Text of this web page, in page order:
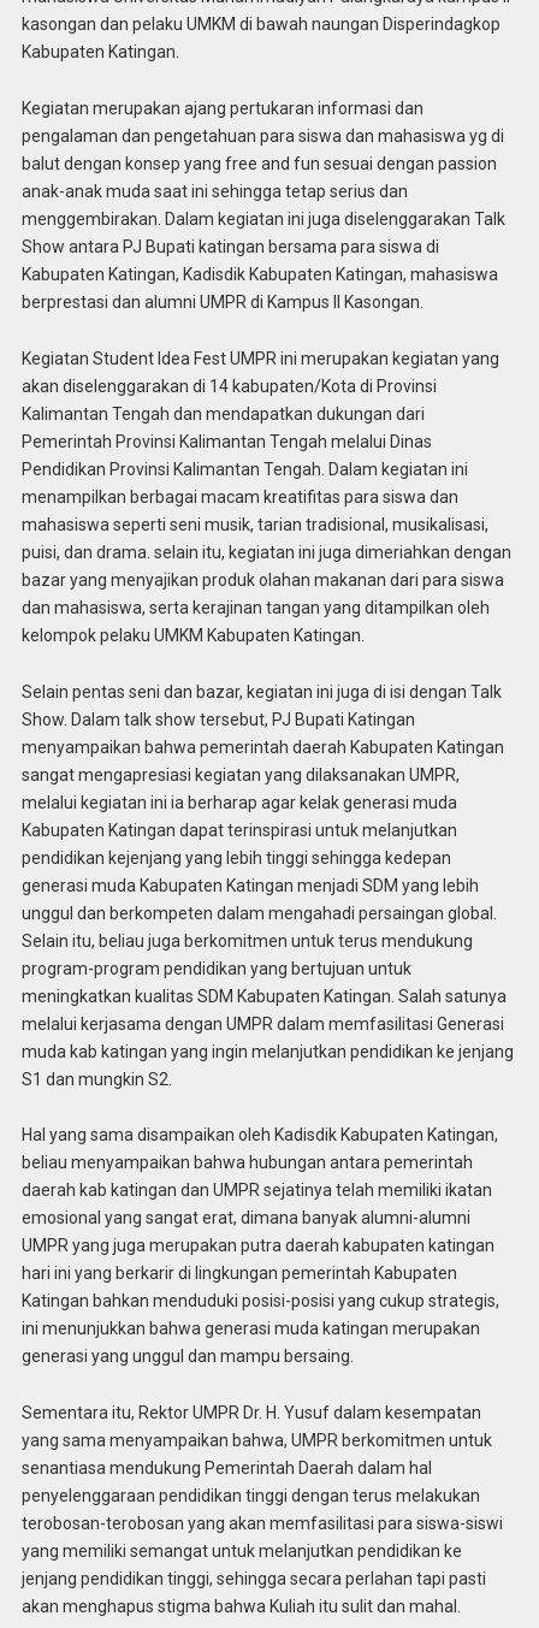
kasongan dan pelaku UMKM di bawah naungan Disperindagkop
Kabupaten Katingan.
Kegiatan merupakan ajang pertukaran informasi dan
pengalaman dan pengetahuan para siswa dan mahasiswa yg di
balut dengan konsep yang free and fun sesuai dengan passion
anak-anak muda saat ini sehingga tetap serius dan
menggembirakan. Dalam kegiatan ini juga diselenggarakan Talk
Show antara PJ Bupati katingan bersama para siswa di
Kabupaten Katingan, Kadisdik Kabupaten Katingan, mahasiswa
berprestasi dan alumni UMPR di Kampus II Kasongan.
Kegiatan Student Idea Fest UMPR ini merupakan kegiatan yang
akan diselenggarakan di 14 kabupaten/Kota di Provinsi
Kalimantan Tengah dan mendapatkan dukungan dari
Pemerintah Provinsi Kalimantan Tengah melalui Dinas
Pendidikan Provinsi Kalimantan Tengah. Dalam kegiatan ini
menampilkan berbagai macam kreatifitas para siswa dan
mahasiswa seperti seni musik, tarian tradisional, musikalisasi,
puisi, dan drama. selain itu, kegiatan ini juga dimeriahkan dengan
bazar yang menyajikan produk olahan makanan dari para siswa
dan mahasiswa, serta kerajinan tangan yang ditampilkan oleh
kelompok pelaku UMKM Kabupaten Katingan.
Selain pentas seni dan bazar, kegiatan ini juga di isi dengan Talk
Show. Dalam talk show tersebut, PJ Bupati Katingan
menyampaikan bahwa pemerintah daerah Kabupaten Katingan
sangat mengapresiasi kegiatan yang dilaksanakan UMPR,
melalui kegiatan ini ia berharap agar kelak generasi muda
Kabupaten Katingan dapat terinspirasi untuk melanjutkan
pendidikan kejenjang yang lebih tinggi sehingga kedepan
generasi muda Kabupaten Katingan menjadi SDM yang lebih
unggul dan berkompeten dalam mengahadi persaingan global.
Selain itu, beliau juga berkomitmen untuk terus mendukung
program-program pendidikan yang bertujuan untuk
meningkatkan kualitas SDM Kabupaten Katingan. Salah satunya
melalui kerjasama dengan UMPR dalam memfasilitasi Generasi
muda kab katingan yang ingin melanjutkan pendidikan ke jenjang
S1 dan mungkin S2.
Hal yang sama disampaikan oleh Kadisdik Kabupaten Katingan,
beliau menyampaikan bahwa hubungan antara pemerintah
daerah kab katingan dan UMPR sejatinya telah memiliki ikatan
emosional yang sangat erat, dimana banyak alumni-alumni
UMPR yang juga merupakan putra daerah kabupaten katingan
hari ini yang berkarir di lingkungan pemerintah Kabupaten
Katingan bahkan menduduki posisi-posisi yang cukup strategis,
ini menunjukkan bahwa generasi muda katingan merupakan
generasi yang unggul dan mampu bersaing.
Sementara itu, Rektor UMPR Dr. H. Yusuf dalam kesempatan
yang sama menyampaikan bahwa, UMPR berkomitmen untuk
senantiasa mendukung Pemerintah Daerah dalam hal
penyelenggaraan pendidikan tinggi dengan terus melakukan
terobosan-terobosan yang akan memfasilitasi para siswa-siswi
yang memiliki semangat untuk melanjutkan pendidikan ke
jenjang pendidikan tinggi, sehingga secara perlahan tapi pasti
akan menghapus stigma bahwa Kuliah itu sulit dan mahal.